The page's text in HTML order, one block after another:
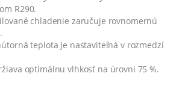
R290.
chladenie zaručuje rovnomernú
.
teplota je nastaviteľná v rozmedzí
optimálnu vlhkosť na úrovni 75 %.